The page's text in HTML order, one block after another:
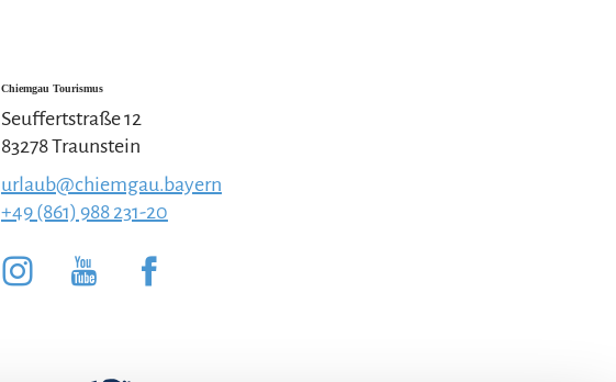
Chiemgau Tourismus
Seuffertstraße 12
83278 Traunstein
urlaub@chiemgau.bayern
+49 (861) 988 231-20